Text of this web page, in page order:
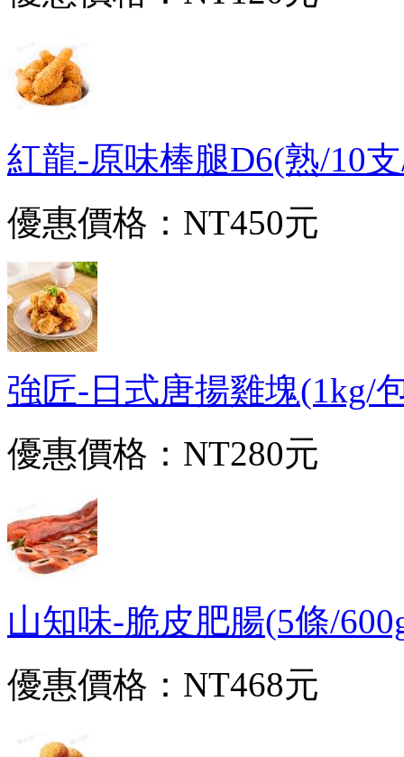
紅龍-原味棒腿D6(熟/10
優惠價格： NT450元
強匠-日式唐揚雞塊(1kg/
優惠價格： NT280元
山知味-脆皮肥腸(5條/
優惠價格： NT468元